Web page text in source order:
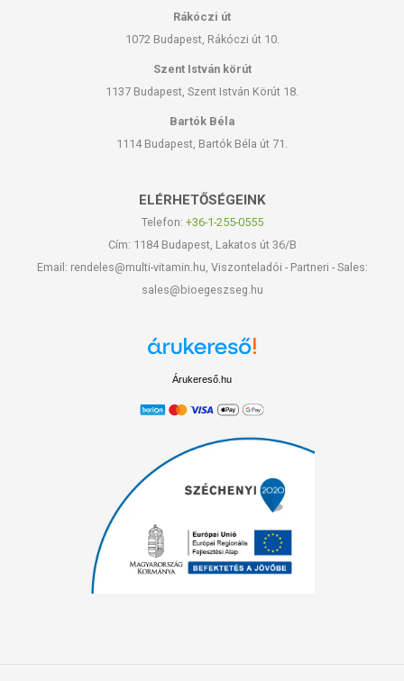
Rákóczi út
1072 Budapest, Rákóczi út 10.
Szent István körút
1137 Budapest, Szent István Körút 18.
Bartók Béla
1114 Budapest, Bartók Béla út 71.
ELÉRHETŐSÉGEINK
Telefon: +36-1-255-0555
Cím: 1184 Budapest, Lakatos út 36/B
Email: rendeles@multi-vitamin.hu, Viszonteladói - Partneri - Sales:
sales@bioegeszseg.hu
Árukereső.hu